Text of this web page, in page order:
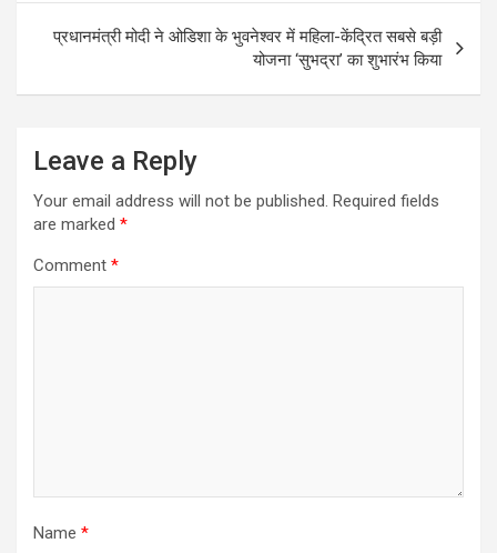
प्रधानमंत्री मोदी ने ओडिशा के भुवनेश्वर में महिला-केंद्रित सबसे बड़ी
योजना ‘सुभद्रा’ का शुभारंभ किया
Leave a Reply
Your email address will not be published. Required fields
are marked *
Comment *
Name *